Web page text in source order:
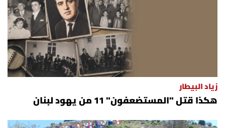
زياد البيطار
هكذا قتل "المستضعفون" 11 من يهود لبنان